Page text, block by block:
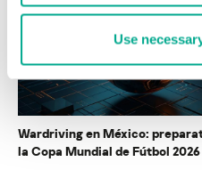
Use
Wardriving en México:
la Copa Mundial de Fútbol 2026